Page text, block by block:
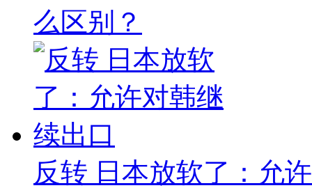
么区别？
反转 日本放软了：允